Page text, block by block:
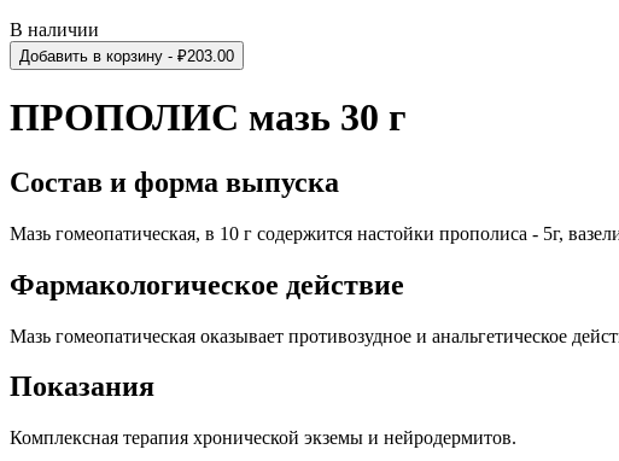
В наличии
Добавить в корзину - ₽203.00
ПРОПОЛИС мазь 30 г
Состав и форма выпуска
Мазь гомеопатическая, в 10 г содержится настойки прополиса - 5г,
Фармакологическое действие
Мазь гомеопатическая оказывает противозудное и анальгетическое
Показания
Комплексная терапия хронической экземы и нейродермитов.